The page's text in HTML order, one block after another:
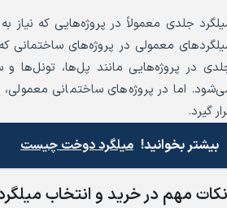
جلدی معمولاً در پروژه‌هایی که نیاز
معمولی در پروژه‌های
در پروژه‌هایی مانند پل‌ها، تونل‌ها
اما در پروژه‌های ساختمانی معمولی،
گیرد.
بیشتر بخوانید! میلگرد دوخت چیست
نکات مهم در خرید و انتخاب